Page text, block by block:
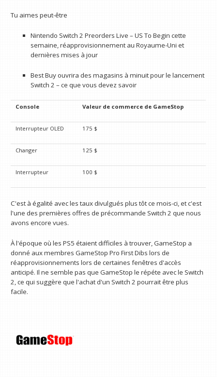
Tu aimes peut-être
Nintendo Switch 2 Preorders Live – US To Begin cette
semaine, réapprovisionnement au Royaume-Uni et
dernières mises à jour
Best Buy ouvrira des magasins à minuit pour le lancement
Switch 2 – ce que vous devez savoir
Console Valeur de commerce de GameStop
Interrupteur OLED 175 $
Changer 125 $
Interrupteur 100 $
C'est à égalité avec les taux divulgués plus tôt ce mois-ci, et c'est
l'une des premières offres de précommande Switch 2 que nous
avons encore vues.
À l'époque où les PS5 étaient difficiles à trouver, GameStop a
donné aux membres GameStop Pro First Dibs lors de
réapprovisionnements lors de certaines fenêtres d'accès
anticipé. Il ne semble pas que GameStop le répéte avec le Switch
2, ce qui suggère que l'achat d'un Switch 2 pourrait être plus
facile.